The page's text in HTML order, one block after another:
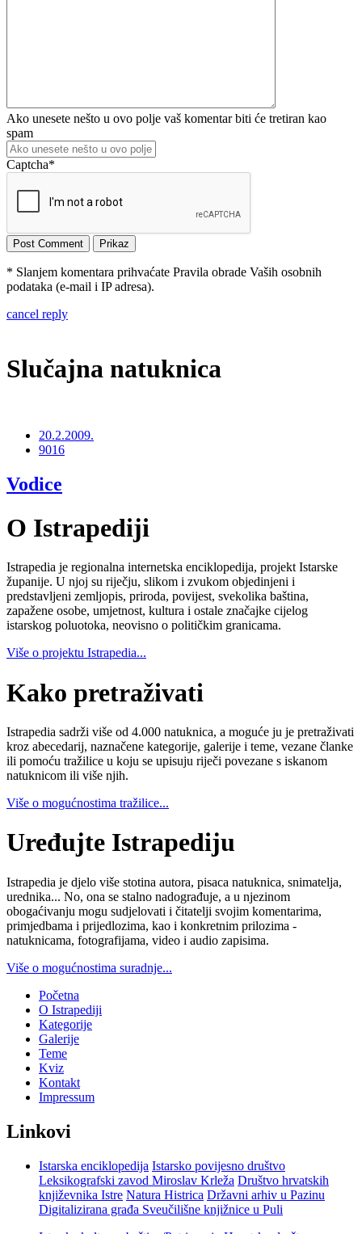
Ako unesete nešto u ovo polje vaš komentar biti će tretiran kao
spam
Captcha*
* Slanjem komentara prihvaćate Pravila obrade Vaših osobnih
podataka (e-mail i IP adresa).
cancel reply
Slučajna natuknica
20.2.2009.
9016
Vodice
O Istrapediji
Istrapedia je regionalna internetska enciklopedija, projekt Istarske
županije. U njoj su riječju, slikom i zvukom objedinjeni i
predstavljeni zemljopis, priroda, povijest, svekolika baština,
zapažene osobe, umjetnost, kultura i ostale značajke cijelog
istarskog poluotoka, neovisno o političkim granicama.
Više o projektu Istrapedia...
Kako pretraživati
Istrapedia sadrži više od 4.000 natuknica, a moguće ju je pretraživati
kroz abecedarij, naznačene kategorije, galerije i teme, vezane članke
ili pomoću tražilice u koju se upisuju riječi povezane s iskanom
natuknicom ili više njih.
Više o mogućnostima tražilice...
Uređujte Istrapediju
Istrapedia je djelo više stotina autora, pisaca natuknica, snimatelja,
urednika... No, ona se stalno nadograđuje, a u njezinom
obogaćivanju mogu sudjelovati i čitatelji svojim komentarima,
primjedbama i prijedlozima, kao i konkretnim prilozima -
natuknicama, fotografijama, video i audio zapisima.
Više o mogućnostima suradnje...
Početna
O Istrapediji
Kategorije
Galerije
Teme
Kviz
Kontakt
Impressum
Linkovi
Istarska enciklopedija Istarsko povijesno društvo
Leksikografski zavod Miroslav Krleža Društvo hrvatskih
književnika Istre Natura Histrica Državni arhiv u Pazinu
Digitalizirana građa Sveučilišne knjižnice u Puli